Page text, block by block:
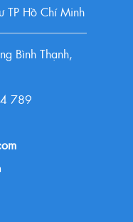
TP Hồ Chí Minh
Bình Thạnh,
789